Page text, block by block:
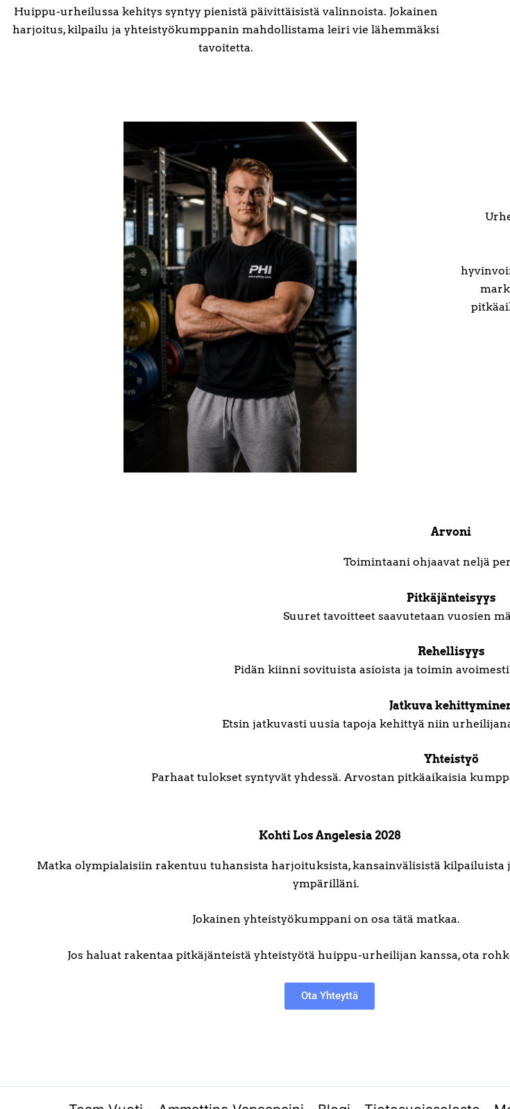
Huippu-urheilussa kehitys syntyy pienistä päivittäisistä valinnoista. Jokainen
harjoitus, kilpailu ja yhteistyökumppanin mahdollistama leiri vie lähemmäksi
tavoitetta.
Arvoni
Toimintaani ohjaavat neljä
Pitkäjänteisyys
Suuret tavoitteet saavutetaan vuosien
Rehellisyys
Pidän kiinni sovituista asioista ja toimin
Jatkuva
Etsin jatkuvasti uusia tapoja kehittyä niin
Yhteistyö
Parhaat tulokset syntyvät yhdessä. Arvostan pitkäaikaisia
Kohti Los Angelesia 2028
Matka olympialaisiin rakentuu tuhansista harjoituksista, kansainvälisistä kilpailuista
ympärilläni.
Jokainen yhteistyökumppani on osa tätä matkaa.
Jos haluat rakentaa pitkäjänteistä yhteistyötä huippu-urheilijan kanssa, ota
Ota Yhteyttä